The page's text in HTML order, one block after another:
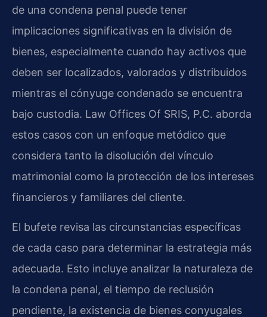
de una condena penal puede tener
implicaciones significativas en la división de
bienes, especialmente cuando hay activos que
deben ser localizados, valorados y distribuidos
mientras el cónyuge condenado se encuentra
bajo custodia. Law Offices Of SRIS, P.C. aborda
estos casos con un enfoque metódico que
considera tanto la disolución del vínculo
matrimonial como la protección de los intereses
financieros y familiares del cliente.
El bufete revisa las circunstancias específicas
de cada caso para determinar la estrategia más
adecuada. Esto incluye analizar la naturaleza de
la condena penal, el tiempo de reclusión
pendiente, la existencia de bienes conyugales